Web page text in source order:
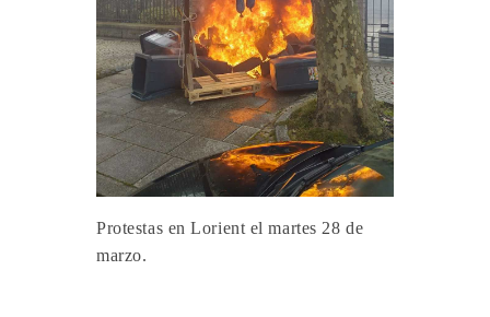
Protestas en Lorient el martes 28 de
marzo.